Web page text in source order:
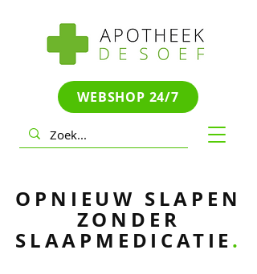
WEBSHOP 24/7
OPNIEUW SLAPEN
ZONDER
SLAAPMEDICATIE .